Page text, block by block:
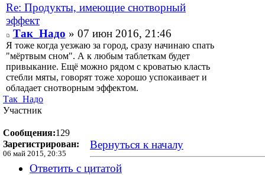
Re: Продукты, имеющие снотворный
эффект
Так_Надо » 07 июн 2016, 21:46
Я тоже когда уезжаю за город, сразу начинаю спать
"мёртвым сном". А к любым таблеткам будет
привыкание. Ещё можно рядом с кроватью класть
стебли мяты, говорят тоже хорошо успокаивает и
обладает снотворным эффектом.
Так_Надо
Участник
Сообщения:129
Зарегистрирован:
06 май 2015, 20:35
Вернуться к началу
Ответить с цитатой